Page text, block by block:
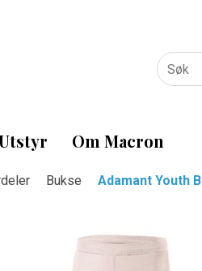
Om Macron
Bukse Adamant Youth